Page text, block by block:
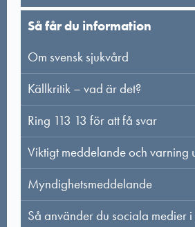
Så får du information
Om svensk sjukvård
Källkritik – vad är det?
Ring 113 13 för att få svar
Viktigt meddelande och varning
Myndighetsmeddelande
Så använder du sociala medier i